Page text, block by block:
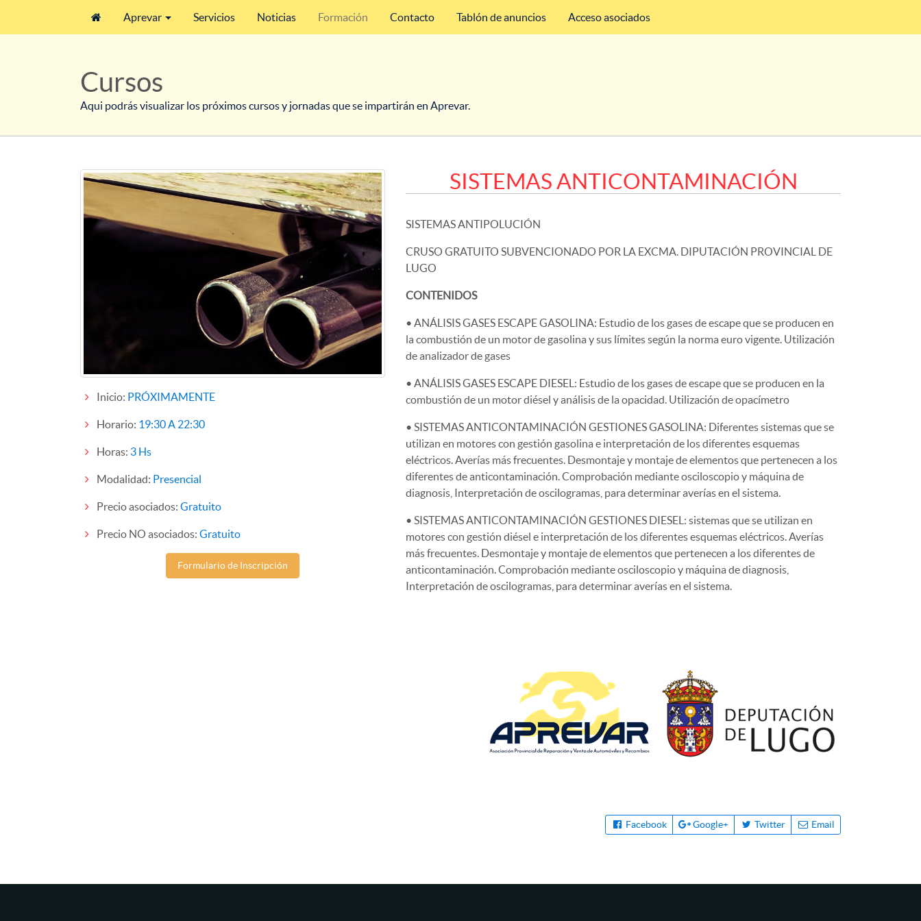
Aprevar Servicios Noticias Formación Contacto Tablón de anuncios Acceso asociados
Cursos
Aqui podrás visualizar los próximos cursos y jornadas que se impartirán en Aprevar.
SISTEMAS ANTICONTAMINACIÓN
SISTEMAS ANTIPOLUCIÓN
CRUSO GRATUITO SUBVENCIONADO POR LA EXCMA. DIPUTACIÓN PROVINCIAL DE
LUGO
CONTENIDOS
• ANÁLISIS GASES ESCAPE GASOLINA: Estudio de los gases de escape que se producen en
la combustión de un motor de gasolina y sus límites según la norma euro vigente. Utilización
de analizador de gases
• ANÁLISIS GASES ESCAPE DIESEL: Estudio de los gases de escape que se producen en la
combustión de un motor diésel y análisis de la opacidad. Utilización de opacímetro
• SISTEMAS ANTICONTAMINACIÓN GESTIONES GASOLINA: Diferentes sistemas que se
utilizan en motores con gestión gasolina e interpretación de los diferentes esquemas
eléctricos. Averías más frecuentes. Desmontaje y montaje de elementos que pertenecen a los
diferentes de anticontaminación. Comprobación mediante osciloscopio y máquina de
diagnosis, Interpretación de oscilogramas, para determinar averías en el sistema.
• SISTEMAS ANTICONTAMINACIÓN GESTIONES DIESEL: sistemas que se utilizan en
motores con gestión diésel e interpretación de los diferentes esquemas eléctricos. Averías
más frecuentes. Desmontaje y montaje de elementos que pertenecen a los diferentes de
anticontaminación. Comprobación mediante osciloscopio y máquina de diagnosis,
Interpretación de oscilogramas, para determinar averías en el sistema.
Inicio: PRÓXIMAMENTE
Horario: 19:30 A 22:30
Horas: 3 Hs
Modalidad: Presencial
Precio asociados: Gratuito
Precio NO asociados: Gratuito
Formulario de Inscripción
Facebook Google+ Twitter Email